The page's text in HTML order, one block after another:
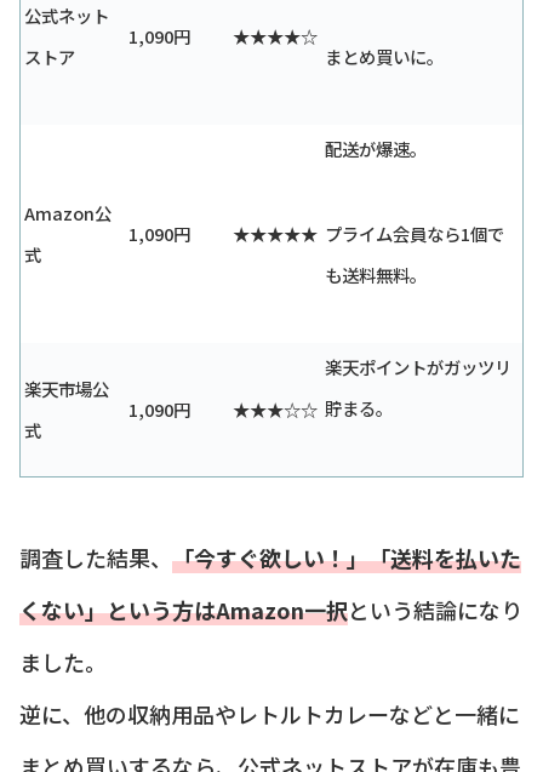
公式ネット
ストア
1,090円 ★★★★☆
まとめ買いに。
Amazon公
式
1,090円 ★★★★★
配送が爆速。
プライム会員なら1個で
も送料無料。
楽天市場公
式
1,090円 ★★★☆☆
楽天ポイントがガッツリ
貯まる。
調査した結果、 「今すぐ欲しい！」「送料を払いた
くない」という方はAmazon一択という結論になり
ました。
逆に、他の収納用品やレトルトカレーなどと一緒に
まとめ買いするなら、公式ネットストアが在庫も豊